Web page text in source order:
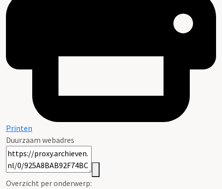
Printen
Duurzaam webadres
Overzicht per onderwerp: